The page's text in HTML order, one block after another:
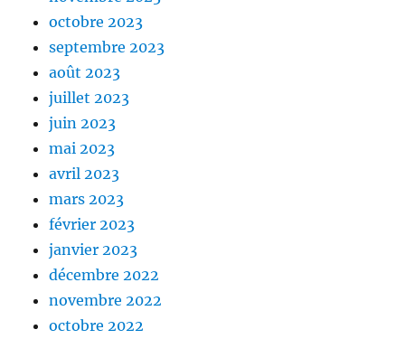
octobre 2023
septembre 2023
août 2023
juillet 2023
juin 2023
mai 2023
avril 2023
mars 2023
février 2023
janvier 2023
décembre 2022
novembre 2022
octobre 2022